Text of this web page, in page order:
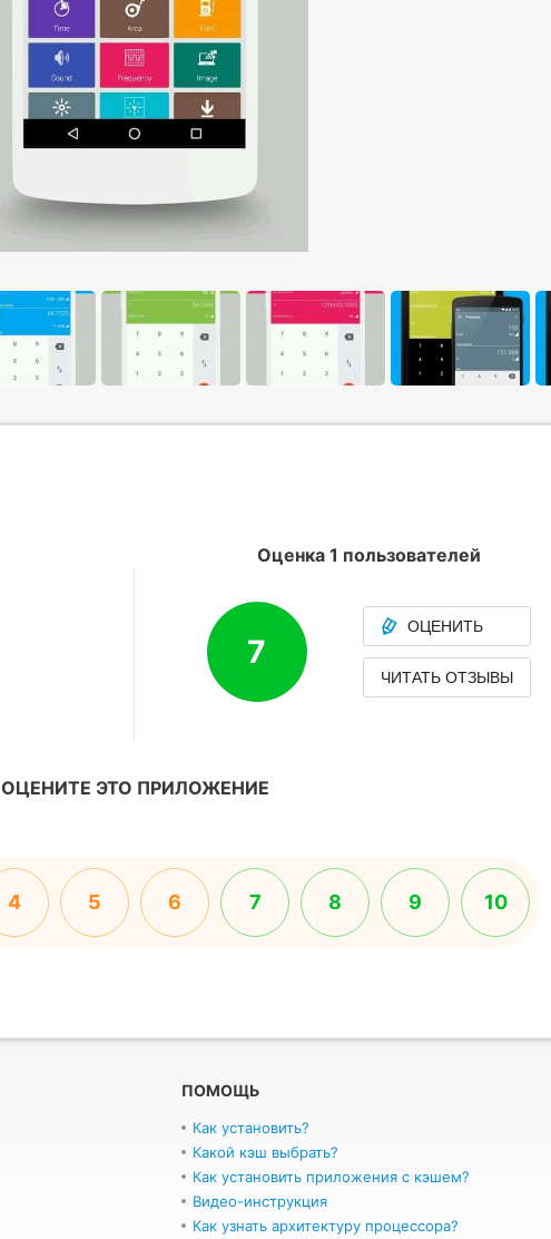
Оценка 1 пользователей
7
ОЦЕНИТЬ
ЧИТАТЬ ОТЗЫВЫ
ОЦЕНИТЕ ЭТО ПРИЛОЖЕНИЕ
4 5 6 7 8 9 10
ПОМОЩЬ
Как установить?
Какой кэш выбрать?
Как установить приложения с кэшем?
Видео-инструкция
Как узнать архитектуру процессора?